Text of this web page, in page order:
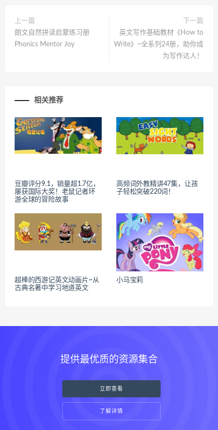
上一篇
朗文自然拼读启蒙练习册
Phonics Mentor Joy
下一篇
英文写作基础教材《How to
Write》~全系列24册，助你成
为写作达人！
相关推荐
豆瓣评分9.1，销量超1.7亿，
屡获国际大奖！老鼠记者环
游全球的冒险故事
高频词外教精讲47集，让孩
子轻松突破220词！
超棒的西游记英文动画片~从
古典名著中学习地道英文
小马宝莉
提供最优质的资源集合
立即查看
了解详情